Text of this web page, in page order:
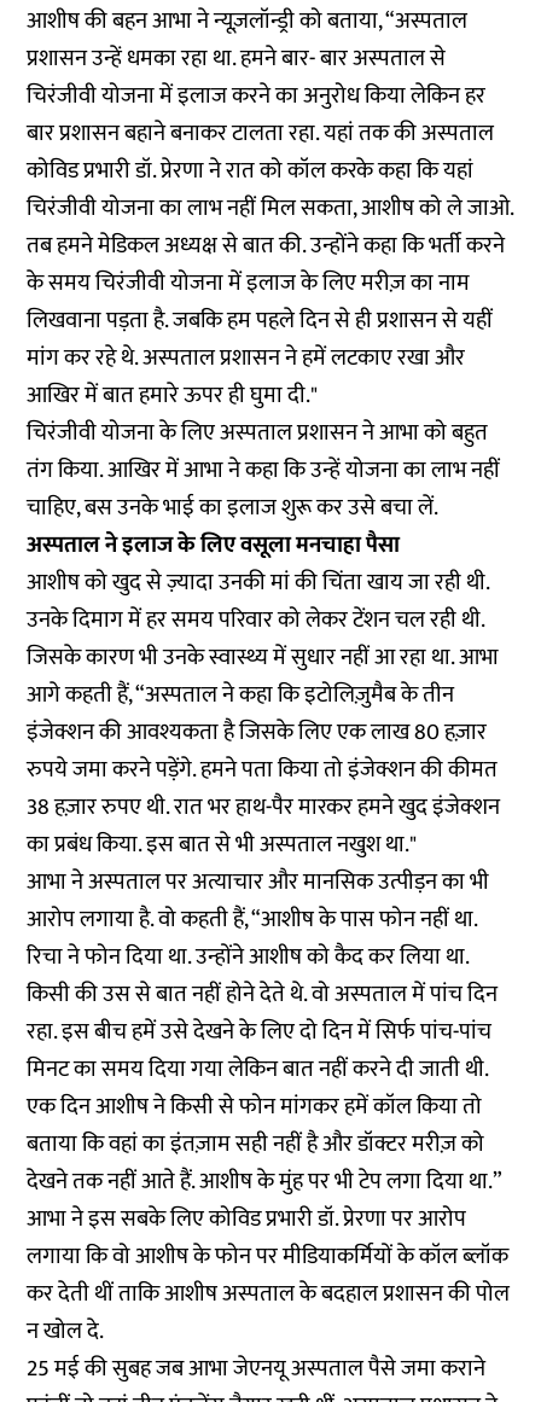
आशीष की बहन आभा ने न्यूज़लॉन्ड्री को बताया, “अस्पताल
प्रशासन उन्हें धमका रहा था. हमने बार- बार अस्पताल से
चिरंजीवी योजना में इलाज करने का अनुरोध किया लेकिन हर
बार प्रशासन बहाने बनाकर टालता रहा. यहां तक की अस्पताल
कोविड प्रभारी डॉ. प्रेरणा ने रात को कॉल करके कहा कि यहां
चिरंजीवी योजना का लाभ नहीं मिल सकता, आशीष को ले जाओ.
तब हमने मेडिकल अध्यक्ष से बात की. उन्होंने कहा कि भर्ती करने
के समय चिरंजीवी योजना में इलाज के लिए मरीज़ का नाम
लिखवाना पड़ता है. जबकि हम पहले दिन से ही प्रशासन से यहीं
मांग कर रहे थे. अस्पताल प्रशासन ने हमें लटकाए रखा और
आखिर में बात हमारे ऊपर ही घुमा दी."
चिरंजीवी योजना के लिए अस्पताल प्रशासन ने आभा को बहुत
तंग किया. आखिर में आभा ने कहा कि उन्हें योजना का लाभ नहीं
चाहिए, बस उनके भाई का इलाज शुरू कर उसे बचा लें.
अस्पताल ने इलाज के लिए वसूला मनचाहा पैसा
आशीष को खुद से ज़्यादा उनकी मां की चिंता खाय जा रही थी.
उनके दिमाग में हर समय परिवार को लेकर टेंशन चल रही थी.
जिसके कारण भी उनके स्वास्थ्य में सुधार नहीं आ रहा था. आभा
आगे कहती हैं, “अस्पताल ने कहा कि इटोलिज़ुमैब के तीन
इंजेक्शन की आवश्यकता है जिसके लिए एक लाख 80 हज़ार
रुपये जमा करने पड़ेंगे. हमने पता किया तो इंजेक्शन की कीमत
38 हज़ार रुपए थी. रात भर हाथ-पैर मारकर हमने खुद इंजेक्शन
का प्रबंध किया. इस बात से भी अस्पताल नखुश था."
आभा ने अस्पताल पर अत्याचार और मानसिक उत्पीड़न का भी
आरोप लगाया है. वो कहती हैं, “आशीष के पास फोन नहीं था.
रिचा ने फोन दिया था. उन्होंने आशीष को कैद कर लिया था.
किसी की उस से बात नहीं होने देते थे. वो अस्पताल में पांच दिन
रहा. इस बीच हमें उसे देखने के लिए दो दिन में सिर्फ पांच-पांच
मिनट का समय दिया गया लेकिन बात नहीं करने दी जाती थी.
एक दिन आशीष ने किसी से फोन मांगकर हमें कॉल किया तो
बताया कि वहां का इंतज़ाम सही नहीं है और डॉक्टर मरीज़ को
देखने तक नहीं आते हैं. आशीष के मुंह पर भी टेप लगा दिया था.”
आभा ने इस सबके लिए कोविड प्रभारी डॉ. प्रेरणा पर आरोप
लगाया कि वो आशीष के फोन पर मीडियाकर्मियों के कॉल ब्लॉक
कर देती थीं ताकि आशीष अस्पताल के बदहाल प्रशासन की पोल
न खोल दे.
25 मई की सुबह जब आभा जेएनयू अस्पताल पैसे जमा कराने